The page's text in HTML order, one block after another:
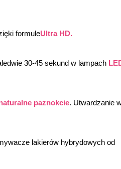
formuleUltra HD.
30-45 sekund w lampach
paznokcie. Utwardzanie
lakierów hybrydowych od